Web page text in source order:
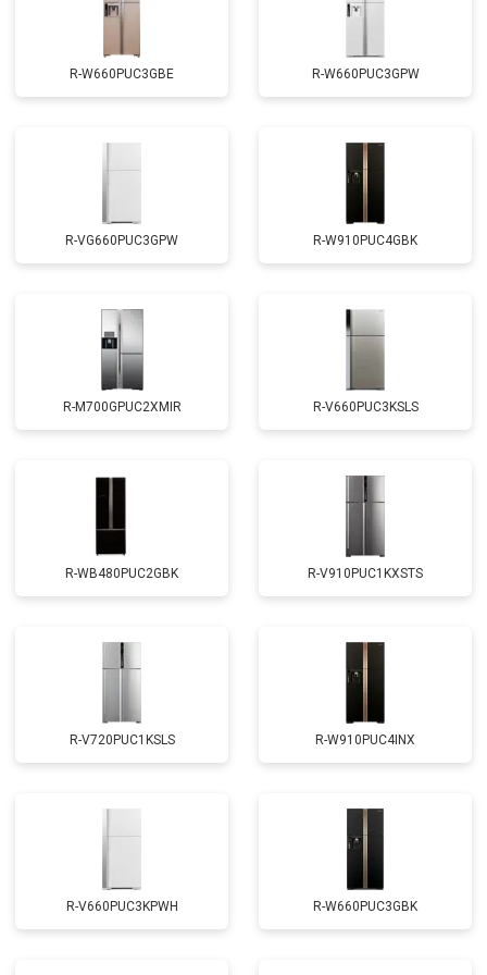
R-W660PUC3GBE R-W660PUC3GPW
R-VG660PUC3GPW R-W910PUC4GBK
R-M700GPUC2XMIR R-V660PUC3KSLS
R-WB480PUC2GBK R-V910PUC1KXSTS
R-V720PUC1KSLS R-W910PUC4INX
R-V660PUC3KPWH R-W660PUC3GBK